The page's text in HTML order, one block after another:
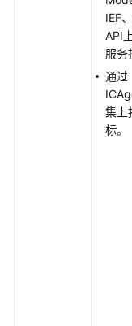
IEF
API
服务
通过
集上
标。